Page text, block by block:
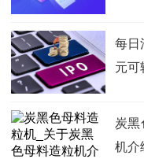
每日
元可
炭黑
机介